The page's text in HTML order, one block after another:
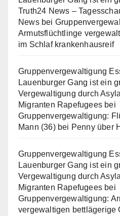
Truth24 News –
Newsbei
Armutsflüchtlinge
im Schlaf krankenhausreif
Gruppenvergewaltigung
Lauenburger Gang ist ein
Vergewaltigung durch
Migranten Rapefugees bei
Gruppenvergewaltigung:
Mann (36) bei Penny über
Gruppenvergewaltigung
Lauenburger Gang ist ein
Vergewaltigung durch
Migranten Rapefugees bei
Gruppenvergewaltigung:
vergewaltigen bettlägerige